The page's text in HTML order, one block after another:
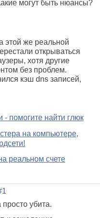
могут быть нюансы?
этой же реальной
открываться
хотя другие
без проблем.
кэш dns записей,
помогите найти глюк
на компьютере,
реальном счете
убита.